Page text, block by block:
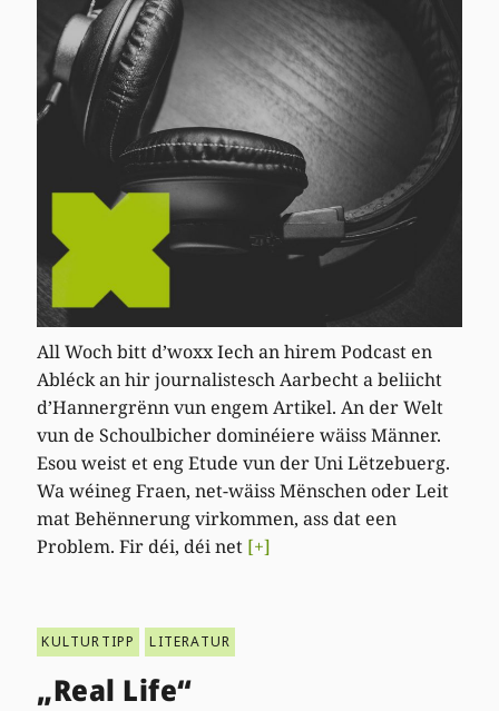
All Woch bitt d’woxx Iech an hirem Podcast en
Abléck an hir journalistesch Aarbecht a beliicht
d’Hannergrënn vun engem Artikel. An der Welt
vun de Schoulbicher dominéiere wäiss Männer.
Esou weist et eng Etude vun der Uni Lëtzebuerg.
Wa wéineg Fraen, net-wäiss Mënschen oder Leit
mat Behënnerung virkommen, ass dat een
Problem. Fir déi, déi net [+]
KULTURTIPP LITERATUR
„Real Life“